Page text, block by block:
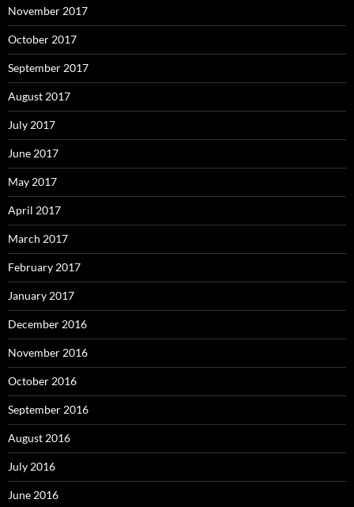
November 2017
October 2017
September 2017
August 2017
July 2017
June 2017
May 2017
April 2017
March 2017
February 2017
January 2017
December 2016
November 2016
October 2016
September 2016
August 2016
July 2016
June 2016